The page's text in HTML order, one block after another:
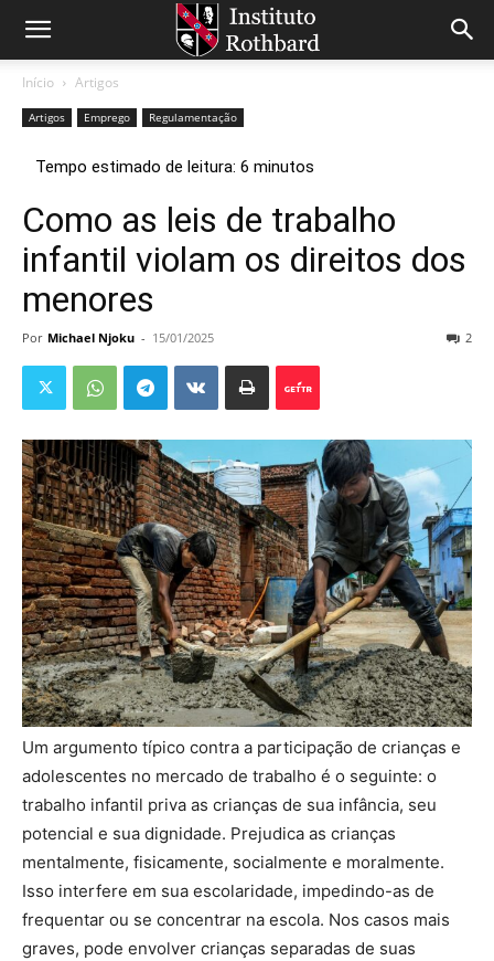
Início Artigos
Artigos Emprego Regulamentação
Como as leis de trabalho
infantil violam os direitos dos
menores
Por Michael Njoku - 15/01/2025 2
Um argumento típico contra a participação de crianças e
adolescentes no mercado de trabalho é o seguinte: o
trabalho infantil priva as crianças de sua infância, seu
potencial e sua dignidade. Prejudica as crianças
mentalmente, fisicamente, socialmente e moralmente.
Isso interfere em sua escolaridade, impedindo-as de
frequentar ou se concentrar na escola. Nos casos mais
graves, pode envolver crianças separadas de suas